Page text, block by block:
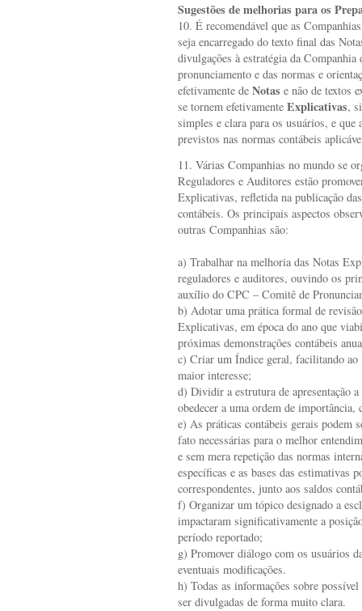
Sugestões de melhorias para os
10. É recomendável que as
seja encarregado do texto final das
divulgações à estratégia da Companhia
pronunciamento e das normas e
efetivamente de Notas e não de textos
se tornem efetivamente Explicativas,
simples e clara para os usuários, e que
previstos nas normas contábeis
11. Várias Companhias no mundo se
Reguladores e Auditores estão
Explicativas, refletida na publicação
contábeis. Os principais aspectos
outras Companhias são:
a) Trabalhar na melhoria das Notas
reguladores e auditores, ouvindo os
auxílio do CPC – Comitê de
b) Adotar uma prática formal de
Explicativas, em época do ano que
próximas demonstrações contábeis
c) Criar um Índice geral, facilitando ao
maior interesse;
d) Dividir a estrutura de apresentação
obedecer a uma ordem de
e) As práticas contábeis gerais podem
fato necessárias para o melhor
e sem mera repetição das normas
específicas e as bases das estimativas
correspondentes, junto aos saldos
f) Organizar um tópico designado a
impactaram significativamente a
período reportado;
g) Promover diálogo com os usuários
eventuais modificações.
h) Todas as informações sobre
ser divulgadas de forma muito clara.